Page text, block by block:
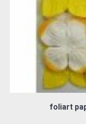
foliart